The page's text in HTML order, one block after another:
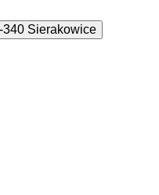
340 Sierakowice